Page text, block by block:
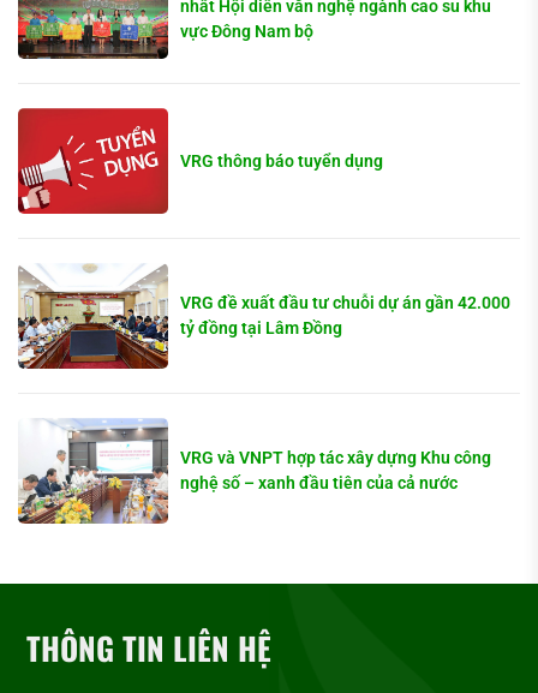
nhất Hội diễn văn nghệ ngành cao su khu
vực Đông Nam bộ
VRG thông báo tuyển dụng
VRG đề xuất đầu tư chuỗi dự án gần 42.000
tỷ đồng tại Lâm Đồng
VRG và VNPT hợp tác xây dựng Khu công
nghệ số – xanh đầu tiên của cả nước
THÔNG TIN LIÊN HỆ